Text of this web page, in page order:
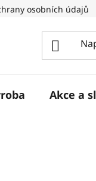
osobních údajů
Akce a